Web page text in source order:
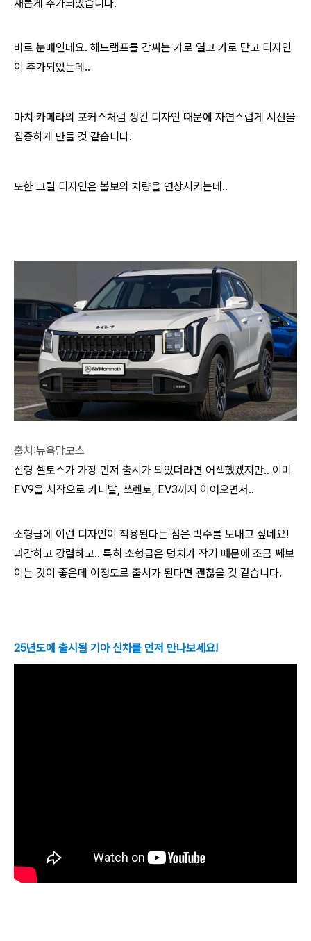
새롭게 추가되었습니다.
바로 눈매인데요. 헤드램프를 감싸는 가로 열고 가로 닫고 디자인
이 추가되었는데..
마치 카메라의 포커스처럼 생긴 디자인 때문에 자연스럽게 시선을
집중하게 만들 것 같습니다.
또한 그릴 디자인은 볼보의 차량을 연상시키는데..
출처:뉴욕맘모스
신형 셀토스가 가장 먼저 출시가 되었더라면 어색했겠지만.. 이미
EV9을 시작으로 카니발, 쏘렌토, EV3까지 이어오면서..
소형급에 이런 디자인이 적용된다는 점은 박수를 보내고 싶네요!
과감하고 강렬하고.. 특히 소형급은 덩치가 작기 때문에 조금 쎄보
이는 것이 좋은데 이정도로 출시가 된다면 괜찮을 것 같습니다.
25년도에 출시될 기아 신차를 먼저 만나보세요!